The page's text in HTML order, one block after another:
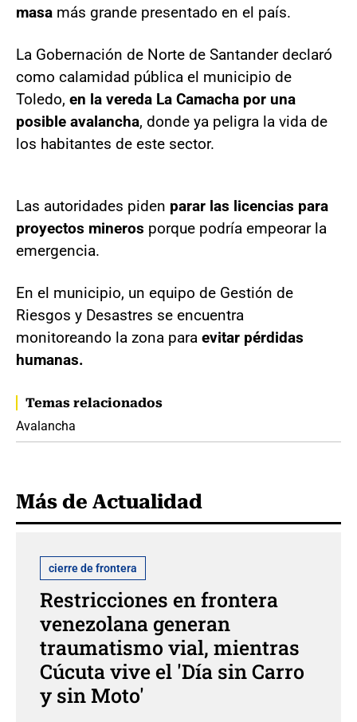
masa más grande presentado en el país.
La Gobernación de Norte de Santander declaró
como calamidad pública el municipio de
Toledo, en la vereda La Camacha por una
posible avalancha, donde ya peligra la vida de
los habitantes de este sector.
Las autoridades piden parar las licencias para
proyectos mineros porque podría empeorar la
emergencia.
En el municipio, un equipo de Gestión de
Riesgos y Desastres se encuentra
monitoreando la zona para evitar pérdidas
humanas.
Temas relacionados
Avalancha
Más de Actualidad
cierre de frontera
Restricciones en frontera
venezolana generan
traumatismo vial, mientras
Cúcuta vive el 'Día sin Carro
y sin Moto'